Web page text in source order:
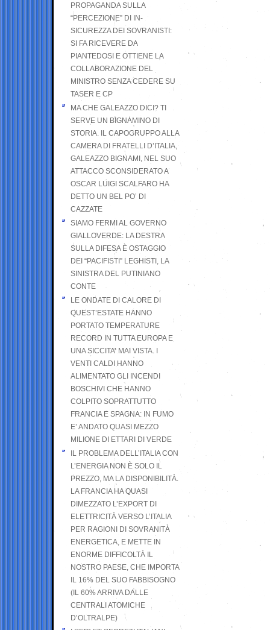
PROPAGANDA SULLA
“PERCEZIONE” DI IN-
SICUREZZA DEI SOVRANISTI:
SI FA RICEVERE DA
PIANTEDOSI E OTTIENE LA
COLLABORAZIONE DEL
MINISTRO SENZA CEDERE SU
TASER E CP
MA CHE GALEAZZO DICI? TI
SERVE UN BIGNAMINO DI
STORIA. IL CAPOGRUPPO ALLA
CAMERA DI FRATELLI D’ITALIA,
GALEAZZO BIGNAMI, NEL SUO
ATTACCO SCONSIDERATO A
OSCAR LUIGI SCALFARO HA
DETTO UN BEL PO’ DI
CAZZATE
SIAMO FERMI AL GOVERNO
GIALLOVERDE: LA DESTRA
SULLA DIFESA È OSTAGGIO
DEI “PACIFISTI” LEGHISTI, LA
SINISTRA DEL PUTINIANO
CONTE
LE ONDATE DI CALORE DI
QUEST’ESTATE HANNO
PORTATO TEMPERATURE
RECORD IN TUTTA EUROPA E
UNA SICCITA’ MAI VISTA. I
VENTI CALDI HANNO
ALIMENTATO GLI INCENDI
BOSCHIVI CHE HANNO
COLPITO SOPRATTUTTO
FRANCIA E SPAGNA: IN FUMO
E’ ANDATO QUASI MEZZO
MILIONE DI ETTARI DI VERDE
IL PROBLEMA DELL’ITALIA CON
L’ENERGIA NON È SOLO IL
PREZZO, MA LA DISPONIBILITÀ.
LA FRANCIA HA QUASI
DIMEZZATO L’EXPORT DI
ELETTRICITÀ VERSO L’ITALIA
PER RAGIONI DI SOVRANITÀ
ENERGETICA, E METTE IN
ENORME DIFFICOLTÀ IL
NOSTRO PAESE, CHE IMPORTA
IL 16% DEL SUO FABBISOGNO
(IL 60% ARRIVA DALLE
CENTRALI ATOMICHE
D’OLTRALPE)